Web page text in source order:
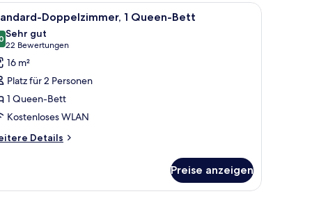
einem Fernseher, einem Nachttisch und einem Fenster mit Vorhängen.
Ein Hotelzimmer mit Bett, Nachttisch,
8 Doppelzimmer, 1 Queen-Bett
von 10
Sehr gut
22 Bewertungen
(22
Bewertungen)
16 m²
Platz für 2 Personen
1 Queen-Bett
Kostenloses WLAN
Details
Preise anzeigen